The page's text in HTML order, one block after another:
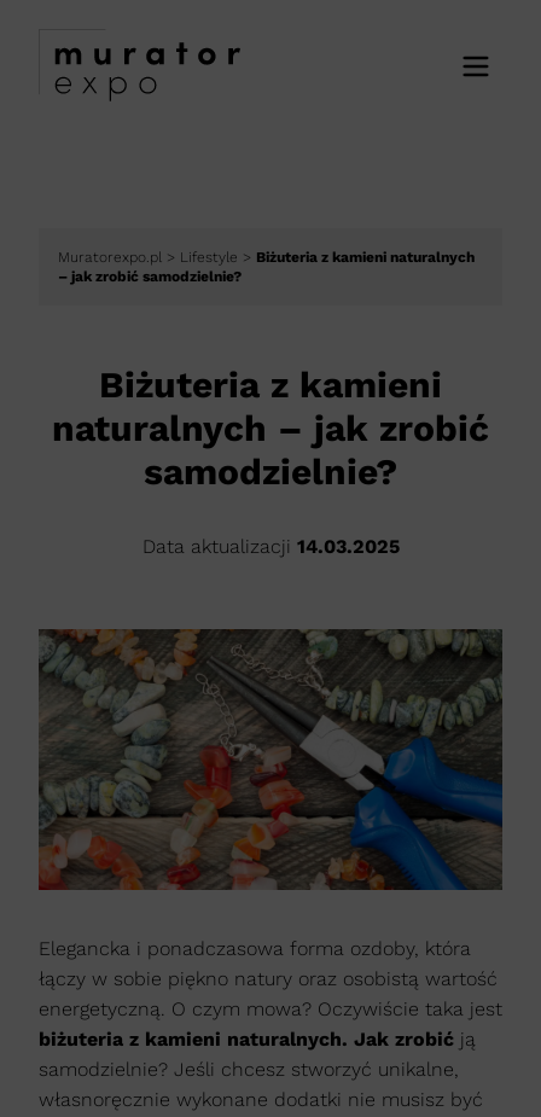
Muratorexpo.pl > Lifestyle > Biżuteria z kamieni naturalnych
– jak zrobić samodzielnie?
Biżuteria z kamieni
naturalnych – jak zrobić
samodzielnie?
Data aktualizacji 14.03.2025
Elegancka i ponadczasowa forma ozdoby, która
łączy w sobie piękno natury oraz osobistą wartość
energetyczną. O czym mowa? Oczywiście taka jest
biżuteria z kamieni naturalnych. Jak zrobić ją
samodzielnie? Jeśli chcesz stworzyć unikalne,
własnoręcznie wykonane dodatki nie musisz być